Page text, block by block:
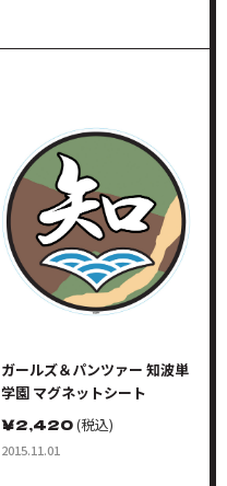
ガールズ＆パンツァー 知波単
学園 マグネットシート
￥2,420(税込)
2015.11.01